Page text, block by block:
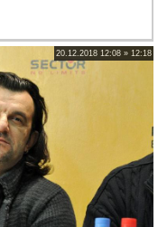
20.12.2018 12:08 » 12:18